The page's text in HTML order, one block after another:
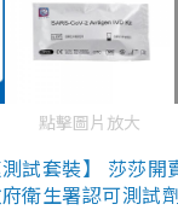
點擊圖片放大
試套裝】 莎莎開
衛生署認可測試